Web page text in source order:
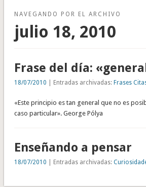
NAVEGANDO POR EL ARCHIVO
julio 18, 2010
Frase del día:
18/07/2010 | Entradas archivadas: Frases
«Este principio es tan general que no es
caso particular». George Pólya
Enseñando a pensar
18/07/2010 | Entradas archivadas: